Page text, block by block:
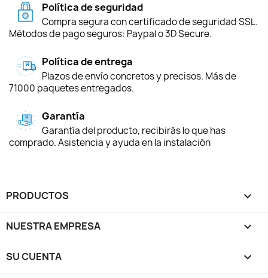
Política de seguridad
Compra segura con certificado de seguridad SSL.
Métodos de pago seguros: Paypal o 3D Secure.
Política de entrega
Plazos de envío concretos y precisos. Más de
71000 paquetes entregados.
Garantía
Garantía del producto, recibirás lo que has
comprado. Asistencia y ayuda en la instalación
PRODUCTOS 
NUESTRA EMPRESA 
SU CUENTA 